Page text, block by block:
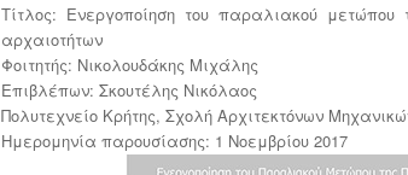
Τίτλος: Ενεργοποίηση του παραλιακού
αρχαιοτήτων
Φοιτητής: Νικολουδάκης Μιχάλης
Επιβλέπων: Σκουτέλης Νικόλαος
Πολυτεχνείο Κρήτης, Σχολή Αρχιτεκτόνων
Ημερομηνία παρουσίασης: 1 Νοεμβρίου 2017